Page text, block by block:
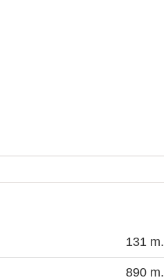
131 m.
890 m.